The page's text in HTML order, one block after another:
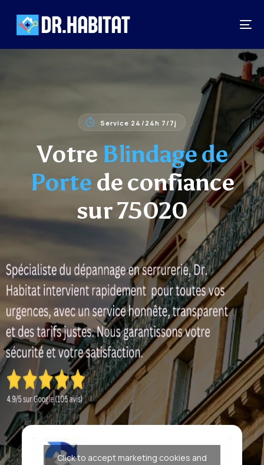
Service 24/24h 7/7j
Votre Blindage de
Porte de confiance
sur 75020
Click to accept marketing cookies and